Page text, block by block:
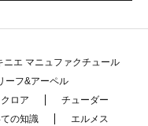
ニエ マニュファクチュール
ーフ&アーペル
ロア
チューダー
の知識
エルメス